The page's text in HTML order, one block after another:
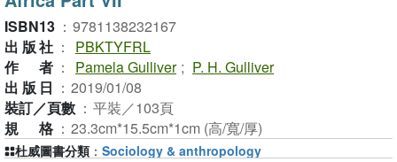
ISBN13 ： 9781138232167
出版社 ：
PBKTYFRL
作者 ： Pamela Gulliver ; P. H. Gulliver
出版日 ： 2019/01/08
裝訂／頁數 ： 平裝／103頁
規格 ： 23.3cm*15.5cm*1cm (高/寬/厚)
杜威圖書分類 ： Sociology & anthropology